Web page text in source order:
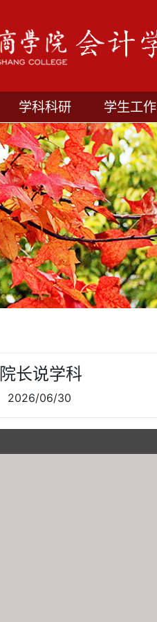
学科科研 学生工作
院长说学科
2026/06/30